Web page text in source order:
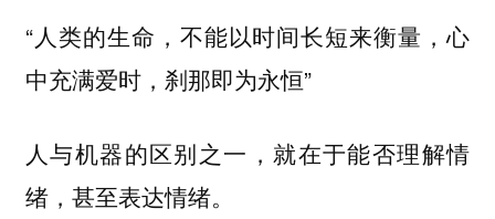
“人类的生命，不能以时间长短来衡量，心
中充满爱时，刹那即为永恒”
人与机器的区别之一，就在于能否理解情
绪，甚至表达情绪。